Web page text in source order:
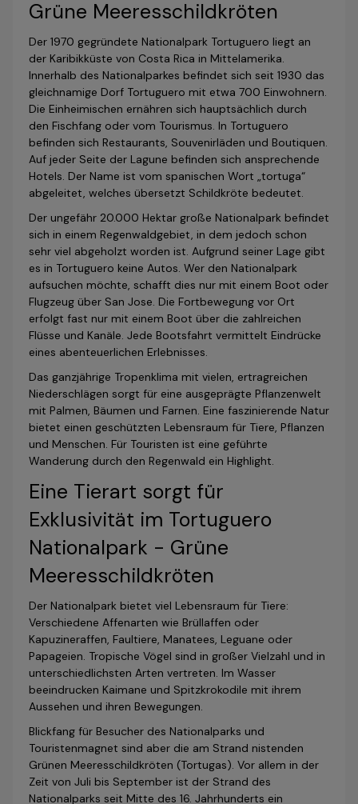
Grüne Meeresschildkröten
Der 1970 gegründete Nationalpark Tortuguero liegt an
der Karibikküste von Costa Rica in Mittelamerika.
Innerhalb des Nationalparkes befindet sich seit 1930 das
gleichnamige Dorf Tortuguero mit etwa 700 Einwohnern.
Die Einheimischen ernähren sich hauptsächlich durch
den Fischfang oder vom Tourismus. In Tortuguero
befinden sich Restaurants, Souvenirläden und Boutiquen.
Auf jeder Seite der Lagune befinden sich ansprechende
Hotels. Der Name ist vom spanischen Wort „tortuga“
abgeleitet, welches übersetzt Schildkröte bedeutet.
Der ungefähr 20.000 Hektar große Nationalpark befindet
sich in einem Regenwaldgebiet, in dem jedoch schon
sehr viel abgeholzt worden ist. Aufgrund seiner Lage gibt
es in Tortuguero keine Autos. Wer den Nationalpark
aufsuchen möchte, schafft dies nur mit einem Boot oder
Flugzeug über San Jose. Die Fortbewegung vor Ort
erfolgt fast nur mit einem Boot über die zahlreichen
Flüsse und Kanäle. Jede Bootsfahrt vermittelt Eindrücke
eines abenteuerlichen Erlebnisses.
Das ganzjährige Tropenklima mit vielen, ertragreichen
Niederschlägen sorgt für eine ausgeprägte Pflanzenwelt
mit Palmen, Bäumen und Farnen. Eine faszinierende Natur
bietet einen geschützten Lebensraum für Tiere, Pflanzen
und Menschen. Für Touristen ist eine geführte
Wanderung durch den Regenwald ein Highlight.
Eine Tierart sorgt für
Exklusivität im Tortuguero
Nationalpark - Grüne
Meeresschildkröten
Der Nationalpark bietet viel Lebensraum für Tiere:
Verschiedene Affenarten wie Brüllaffen oder
Kapuzineraffen, Faultiere, Manatees, Leguane oder
Papageien. Tropische Vögel sind in großer Vielzahl und in
unterschiedlichsten Arten vertreten. Im Wasser
beeindrucken Kaimane und Spitzkrokodile mit ihrem
Aussehen und ihren Bewegungen.
Blickfang für Besucher des Nationalparks und
Touristenmagnet sind aber die am Strand nistenden
Grünen Meeresschildkröten (Tortugas). Vor allem in der
Zeit von Juli bis September ist der Strand des
Nationalparks seit Mitte des 16. Jahrhunderts ein